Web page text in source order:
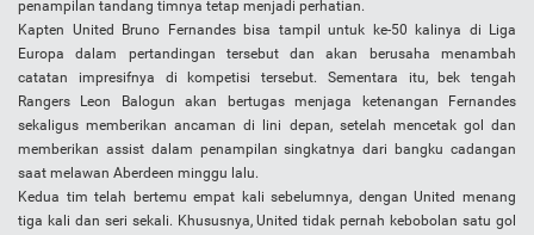
penampilan tandang timnya tetap menjadi perhatian.
Kapten United Bruno Fernandes bisa tampil untuk ke-50 kalinya di Liga
Europa dalam pertandingan tersebut dan akan berusaha menambah
catatan impresifnya di kompetisi tersebut. Sementara itu, bek tengah
Rangers Leon Balogun akan bertugas menjaga ketenangan Fernandes
sekaligus memberikan ancaman di lini depan, setelah mencetak gol dan
memberikan assist dalam penampilan singkatnya dari bangku cadangan
saat melawan Aberdeen minggu lalu.
Kedua tim telah bertemu empat kali sebelumnya, dengan United menang
tiga kali dan seri sekali. Khususnya, United tidak pernah kebobolan satu gol